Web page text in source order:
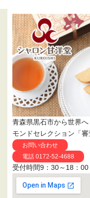
青森県黒石市から世界へ
モンドセレクション「
お問い合わせ
電話 0172-52-4688
受付時間9：30～18：00